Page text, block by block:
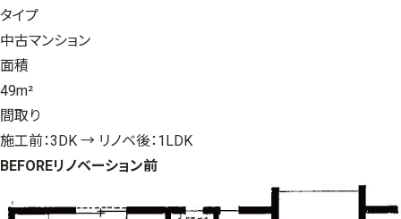
タイプ
中古マンション
面積
49m²
間取り
施工前：3DK → リノベ後：1LDK
BEFOREリノベーション前